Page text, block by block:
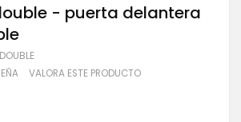
- puerta delantera
VALORA ESTE PRODUCTO